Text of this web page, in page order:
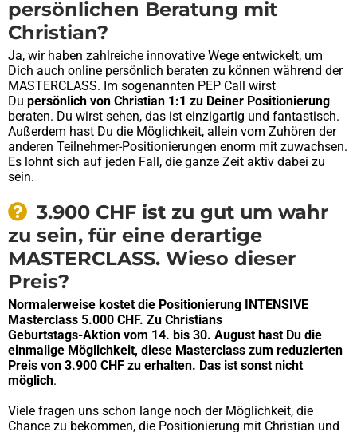
persönlichen Beratung mit
Christian?
Ja, wir haben zahlreiche innovative Wege entwickelt, um
Dich auch online persönlich beraten zu können während der
MASTERCLASS. Im sogenannten PEP Call wirst
Du persönlich von Christian 1:1 zu Deiner Positionierung
beraten. Du wirst sehen, das ist einzigartig und fantastisch.
Außerdem hast Du die Möglichkeit, allein vom Zuhören der
anderen Teilnehmer-Positionierungen enorm mit zuwachsen.
Es lohnt sich auf jeden Fall, die ganze Zeit aktiv dabei zu
sein.
3.900 CHF ist zu gut um wahr
zu sein, für eine derartige
MASTERCLASS. Wieso dieser
Preis?
Normalerweise kostet die Positionierung INTENSIVE
Masterclass 5.000 CHF. Zu Christians
Geburtstags-Aktion vom 14. bis 30. August hast Du die
einmalige Möglichkeit, diese Masterclass zum reduzierten
Preis von 3.900 CHF zu erhalten. Das ist sonst nicht
möglich.
Viele fragen uns schon lange noch der Möglichkeit, die
Chance zu bekommen, die Positionierung mit Christian und